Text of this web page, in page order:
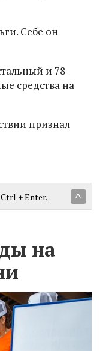
Себе он
и 78-
средства на
признал
^
+ Enter.
на